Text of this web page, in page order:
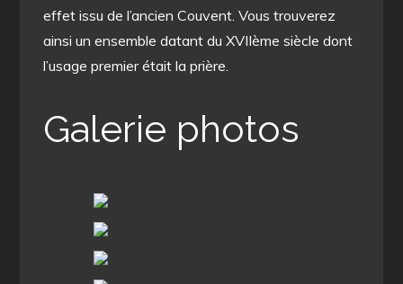
effet issu de l’ancien Couvent. Vous trouverez
ainsi un ensemble datant du XVIIème siècle dont
l’usage premier était la prière.
Galerie photos